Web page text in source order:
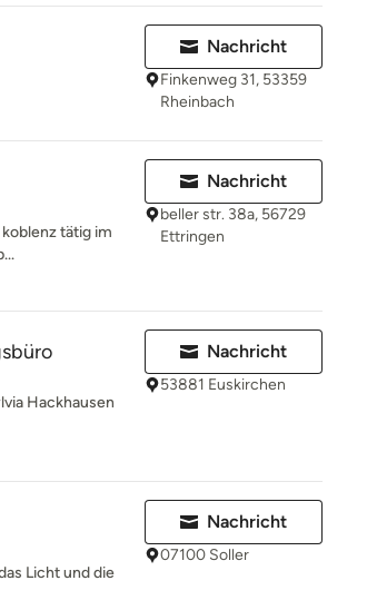
Nachricht
Finkenweg 31, 53359
Rheinbach
tätig im
Nachricht
beller str. 38a, 56729
Ettringen
Hackhausen
Nachricht
53881 Euskirchen
Licht und die
Nachricht
07100 Soller